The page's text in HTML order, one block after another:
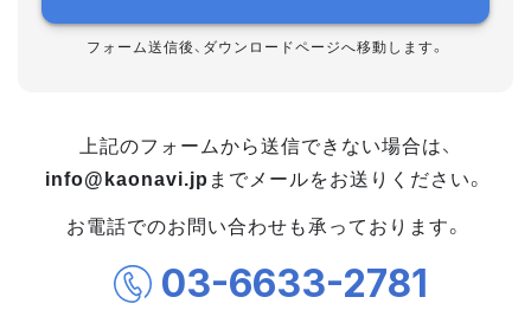
フォーム送信後、ダウンロードページへ移動します。
上記のフォームから送信できない場合は、
info@kaonavi.jp までメールをお送りください。
お電話でのお問い合わせも承っております。
03-6633-2781